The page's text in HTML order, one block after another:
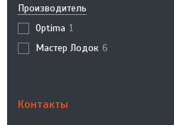
Производитель
Optima 1
Мастер Лодок 6
Контакты